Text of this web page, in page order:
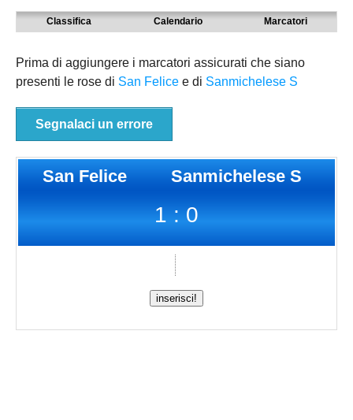
PARMA
PIACENZA
9° TORNEO EMILIAGOL
ECCELLENZA
PRIMA
SECONDA
REGIONALI
Classifica Calendario Marcatori
Prima di aggiungere i marcatori assicurati che siano
presenti le rose di San Felice e di Sanmichelese S
Segnalaci un errore
San Felice Sanmichelese S
1 : 0